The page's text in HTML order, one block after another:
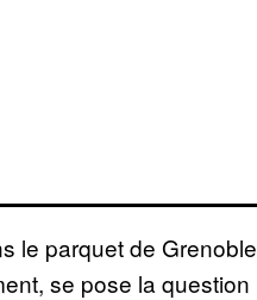
le parquet de Grenoble
se pose la question